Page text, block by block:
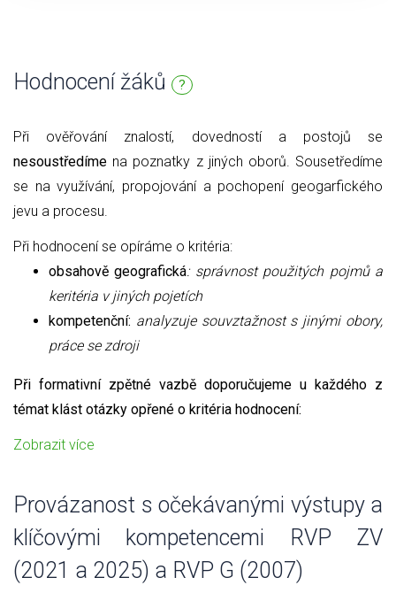
Hodnocení žáků ?
Při ověřování znalostí, dovedností a postojů se
nesoustředíme na poznatky z jiných oborů. Sousetředíme
se na využívání, propojování a pochopení geogarfického
jevu a procesu.
Při hodnocení se opíráme o kritéria:
obsahově geografická: správnost použitých pojmů a
keritéria v jiných pojetích
kompetenční: analyzuje souvztažnost s jinými obory,
práce se zdroji
Při formativní zpětné vazbě doporučujeme u každého z
témat klást otázky opřené o kritéria hodnocení:
Zobrazit více
Provázanost s očekávanými výstupy a
klíčovými kompetencemi RVP ZV
(2021 a 2025) a RVP G (2007)